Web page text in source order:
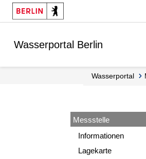
Springe zur Navigation
Springe zum Inhalt
Wasserportal Berlin
Wasserportal
Messstelle
Informationen
Lagekarte